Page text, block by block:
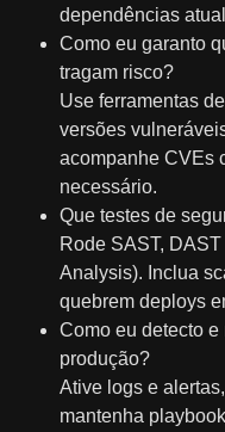
dependências
Como eu garanto
tragam risco?
Use ferramentas
versões
acompanhe CVEs
necessário.
Que testes de
Rode SAST,
Analysis). Inclua
quebrem deploys
Como eu detecto
produção?
Ative logs e
mantenha